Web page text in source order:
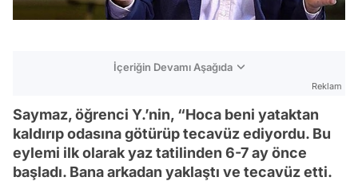
İçeriğin Devamı Aşağıda
Reklam
Saymaz, öğrenci Y.’nin, “Hoca beni yataktan
kaldırıp odasına götürüp tecavüz ediyordu. Bu
eylemi ilk olarak yaz tatilinden 6-7 ay önce
başladı. Bana arkadan yaklaştı ve tecavüz etti.